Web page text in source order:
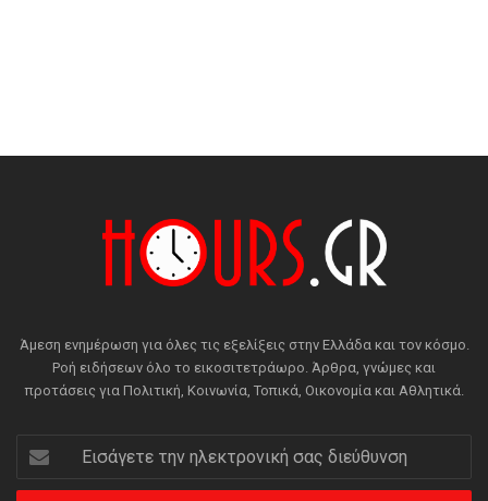
Άμεση ενημέρωση για όλες τις εξελίξεις στην Ελλάδα και τον κόσμο.
Ροή ειδήσεων όλο το εικοσιτετράωρο. Άρθρα, γνώμες και
προτάσεις για Πολιτική, Κοινωνία, Τοπικά, Οικονομία και Αθλητικά.
την
ηλεκτρονική